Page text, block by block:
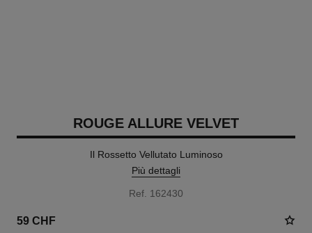
ROUGE ALLURE VELVET
Il Rossetto Vellutato Luminoso
Più dettagli
Ref. 162430
59 CHF